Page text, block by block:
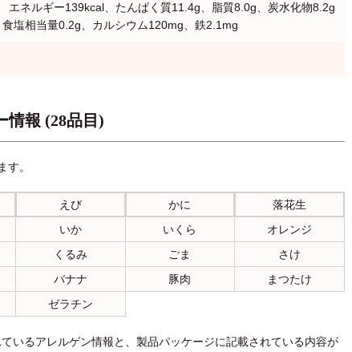
ネルギー139kcal、たんぱく質11.4g、脂質8.0g、炭水化物8.2g
塩相当量0.2g、カルシウム120mg、鉄2.1mg
情報 (28品目)
。
えび かに
落花生
いか いくら
オレンジ
くるみ ごま
さけ
バナナ 豚肉
まつたけ
ゼラチン
いるアレルゲン情報と、製品パッケージに記載されている内容が